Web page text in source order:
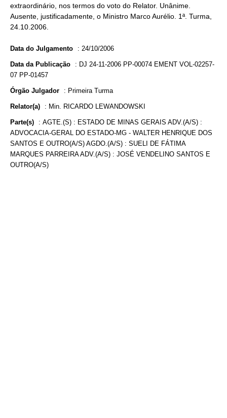
extraordinário, nos termos do voto do Relator. Unânime.
Ausente, justificadamente, o Ministro Marco Aurélio. 1ª. Turma,
24.10.2006.
Data do Julgamento : 24/10/2006
Data da Publicação : DJ 24-11-2006 PP-00074 EMENT VOL-02257-
07 PP-01457
Órgão Julgador : Primeira Turma
Relator(a) : Min. RICARDO LEWANDOWSKI
Parte(s) : AGTE.(S) : ESTADO DE MINAS GERAIS ADV.(A/S) :
ADVOCACIA-GERAL DO ESTADO-MG - WALTER HENRIQUE DOS
SANTOS E OUTRO(A/S) AGDO.(A/S) : SUELI DE FÁTIMA
MARQUES PARREIRA ADV.(A/S) : JOSÉ VENDELINO SANTOS E
OUTRO(A/S)